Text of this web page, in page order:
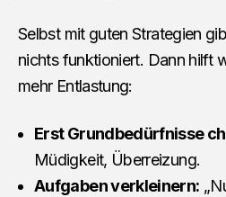
Selbst mit guten Strategien
nichts funktioniert. Dann hilft
mehr Entlastung:
Erst Grundbedürfnisse
Müdigkeit, Überreizung.
Aufgaben verkleinern: